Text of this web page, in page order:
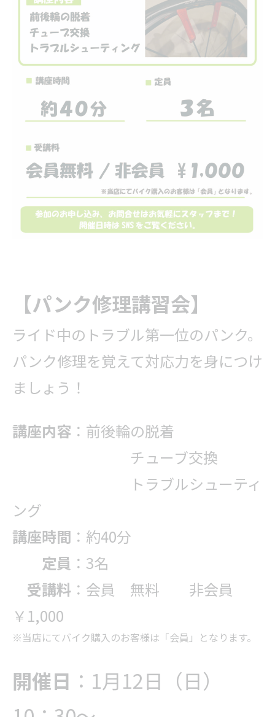
【パンク修理講習会】
ライド中のトラブル第一位のパンク。
パンク修理を覚えて対応力を身につけ
ましょう！
講座内容 ：前後輪の脱着
チューブ交換
トラブルシューティ
ング
講座時間 ：約40分
定員 ：3名
受講料 ：会員 無料 非会員
￥1,000
※当店にてバイク購入のお客様は「会員」となります。
開催日 ：1月12日（日）